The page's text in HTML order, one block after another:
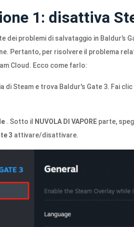
1: disattiva
dei problemi di salvataggio in Baldur’s
Pertanto, per risolvere il problema
Cloud. Ecco come farlo:
di Steam e trova Baldur's Gate 3. Fai
. Sotto il NUVOLA DI VAPORE parte,
3 attivare/disattivare.